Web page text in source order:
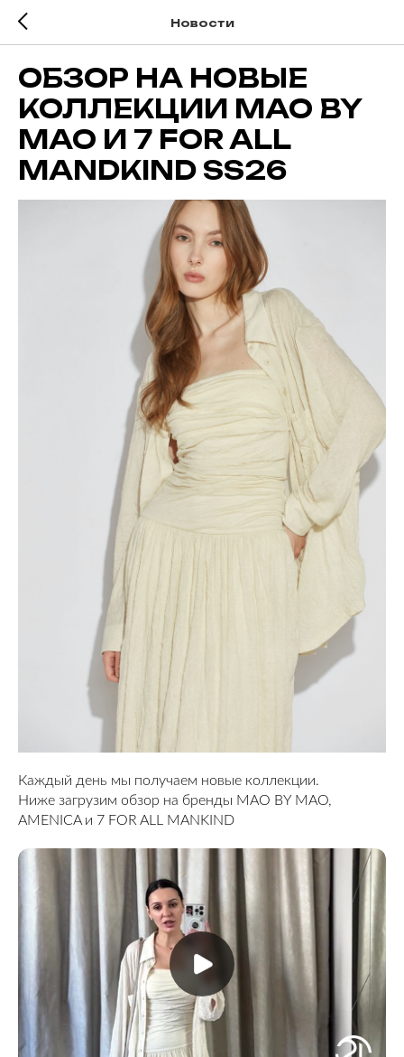
Новости
ОБЗОР НА НОВЫЕ
КОЛЛЕКЦИИ MAO BY
MAO И 7 FOR ALL
MANDKIND SS26
Каждый день мы получаем новые коллекции.
Ниже загрузим обзор на бренды MAO BY MAO,
AMENICA и 7 FOR ALL MANKIND